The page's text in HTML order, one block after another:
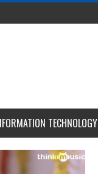
TECHNOLOGY